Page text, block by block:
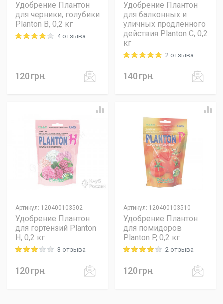
Удобрение Плантон
для черники, голубики
Planton B, 0,2 кг
Rating: 4 out of 54 отзыва
120грн.
Удобрение Плантон
для балконных и
уличных продленного
действия Planton C, 0,2
кг
Rating: 5 out of 52 отзыва
140грн.
Артикул: 120400103502
Удобрение Плантон
для гортензий Planton
H, 0,2 кг
Rating: 3 out of 53 отзыва
120грн.
Артикул: 120400103510
Удобрение Плантон
для помидоров
Planton P, 0,2 кг
Rating: 4 out of 52 отзыва
120грн.